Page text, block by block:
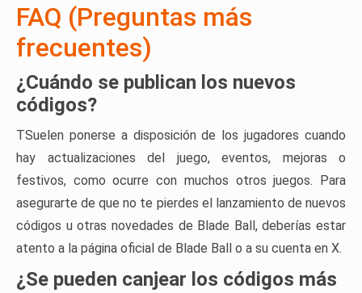
FAQ (Preguntas más
frecuentes)
¿Cuándo se publican los nuevos
códigos?
TSuelen ponerse a disposición de los jugadores cuando
hay actualizaciones del juego, eventos, mejoras o
festivos, como ocurre con muchos otros juegos. Para
asegurarte de que no te pierdes el lanzamiento de nuevos
códigos u otras novedades de Blade Ball, deberías estar
atento a la página oficial de Blade Ball o a su cuenta en X.
¿Se pueden canjear los códigos más